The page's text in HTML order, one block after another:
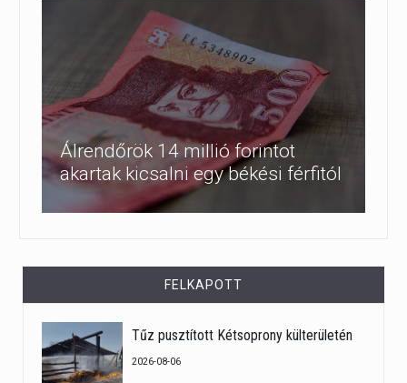
Álrendőrök 14 millió forintot
akartak kicsalni egy békési férfitól
FELKAPOTT
Tűz pusztított Kétsoprony külterületén
2026-08-06